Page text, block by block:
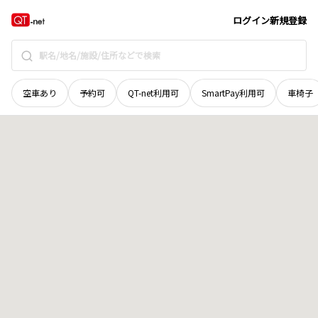
ログイン新規登録
空車あり 予約可 QT-net利用可 SmartPay利用可 車椅子
群馬県